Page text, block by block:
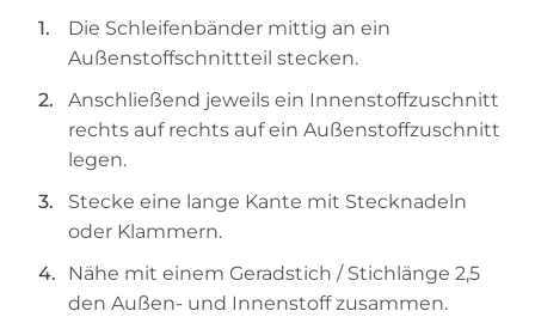
Die Schleifenbänder mittig an ein
Außenstoffschnittteil stecken.
Anschließend jeweils ein Innenstoffzuschnitt
rechts auf rechts auf ein Außenstoffzuschnitt
legen.
Stecke eine lange Kante mit Stecknadeln
oder Klammern.
Nähe mit einem Geradstich / Stichlänge 2,5
den Außen- und Innenstoff zusammen.